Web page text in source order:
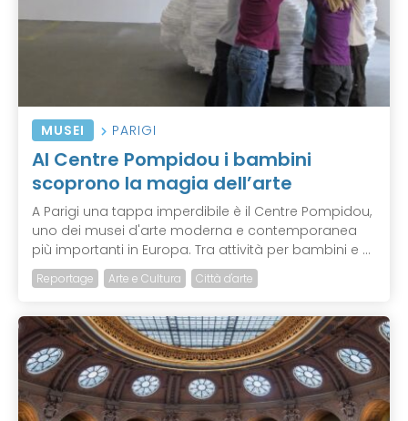
MUSEI PARIGI
Al Centre Pompidou i bambini
scoprono la magia dell’arte
A Parigi una tappa imperdibile è il Centre Pompidou,
uno dei musei d'arte moderna e contemporanea
più importanti in Europa. Tra attività per bambini e ...
Reportage Arte e Cultura Città d'arte